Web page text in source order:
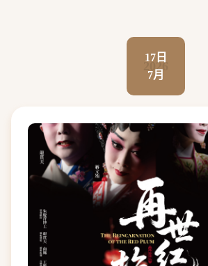
2026
17日
7月